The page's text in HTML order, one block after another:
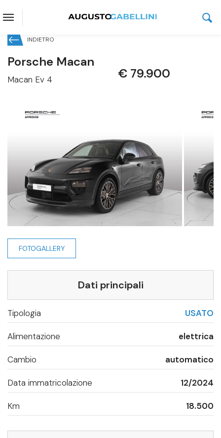
INDIETRO
Porsche Macan
Macan Ev 4 € 79.900
FOTOGALLERY
Dati principali
Tipologia USATO
Alimentazione elettrica
Cambio automatico
Data immatricolazione 12/2024
Km 18.500